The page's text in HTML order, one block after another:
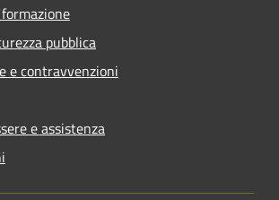
pubblica
e contravvenzioni
e assistenza